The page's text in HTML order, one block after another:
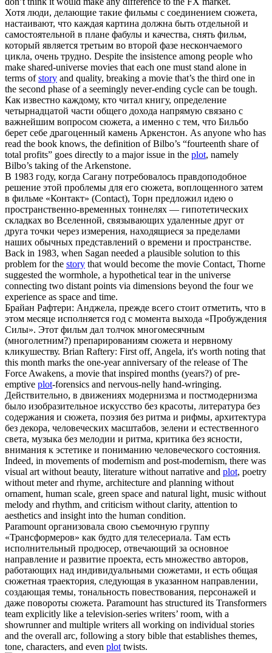
Хотя люди, делающие такие фильмы с соединением сюжета,
настаивают, что каждая картина должна быть отдельной и
самостоятельной в плане фабулы и качества, снять фильм,
который является третьим во второй фазе нескончаемого
цикла, очень трудно. Despite the insistence among people who
make shared-universe movies that each one must stand alone in
terms ofstory and quality, breaking a movie that’s the third one in
the second phase of a seemingly never-ending cycle can be tough.
Как известно каждому, кто читал книгу, определение
четырнадцатой части общего дохода напрямую связано с
важнейшим вопросом сюжета, а именно с тем, что Бильбо
берет себе драгоценный камень Аркенстон. As anyone who has
read the book knows, the definition of Bilbo’s “fourteenth share of
total profits” goes directly to a major issue in the plot, namely
Bilbo’s taking of the Arkenstone.
В 1983 году, когда Сагану потребовалось правдоподобное
решение этой проблемы для его сюжета, воплощенного затем
в фильме «Контакт» (Contact), Торн предложил идею о
пространственно-временных тоннелях — гипотетических
складках во Вселенной, связывающих удаленные друг от
друга точки через измерения, находящиеся за пределами
наших обычных представлений о времени и пространстве.
Back in 1983, when Sagan needed a plausible solution to this
problem for the story that would become the movie Contact, Thorne
suggested the wormhole, a hypothetical tear in the universe
connecting two distant points via dimensions beyond the four we
experience as space and time.
Брайан Рафтери: Анджела, прежде всего стоит отметить, что в
этом месяце исполняется год с момента выхода «Пробуждения
Силы». Этот фильм дал толчок многомесячным
(многолетним?) препарированиям сюжета и нервному
кликушеству. Brian Raftery: First off, Angela, it's worth noting that
this month marks the one-year anniversary of the release of The
Force Awakens, a movie that inspired months (years?) of pre-
emptive plot-forensics and nervous-nelly hand-wringing.
Действительно, в движениях модернизма и постмодернизма
было изобразительное искусство без красоты, литература без
содержания и сюжета, поэзия без ритма и рифмы, архитектура
без декора, человеческих масштабов, зелени и естественного
света, музыка без мелодии и ритма, критика без ясности,
внимания к эстетике и пониманию человеческого состояния.
Indeed, in movements of modernism and post-modernism, there was
visual art without beauty, literature without narrative and plot, poetry
without meter and rhyme, architecture and planning without
ornament, human scale, green space and natural light, music without
melody and rhythm, and criticism without clarity, attention to
aesthetics and insight into the human condition.
Paramount организовала свою съемочную группу
«Трансформеров» как будто для телесериала. Там есть
исполнительный продюсер, отвечающий за основное
направление и развитие проекта, есть множество авторов,
работающих над индивидуальными сюжетами, и есть общая
сюжетная траектория, следующая в указанном направлении,
создающая темы, тональность повествования, персонажей и
даже повороты сюжета. Paramount has structured its Transformers
team explicitly like a television-series writers’ room, with a
showrunner and multiple writers all working on individual stories
and the overall arc, following a story bible that establishes themes,
tone, characters, and even plottwists.